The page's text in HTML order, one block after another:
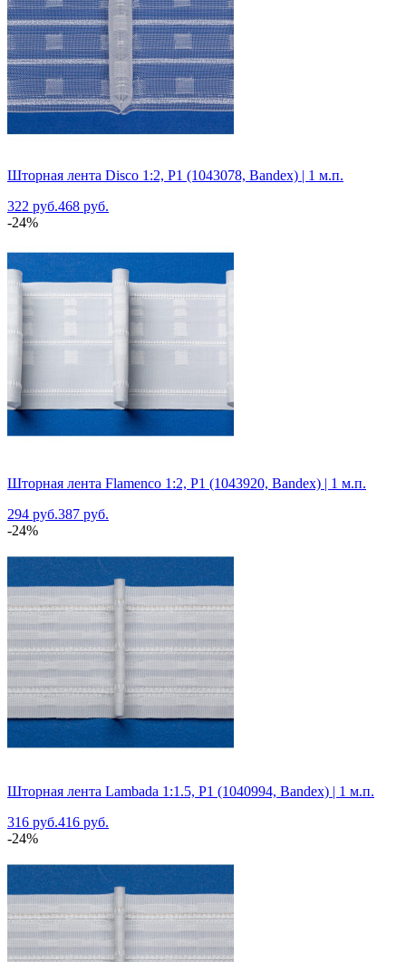
Шторная лента Disco 1:2, P1 (1043078, Bandex) | 1 м.п.
322 руб.468 руб.
-24%
Шторная лента Flamenco 1:2, P1 (1043920, Bandex) | 1 м.п.
294 руб.387 руб.
-24%
Шторная лента Lambada 1:1.5, P1 (1040994, Bandex) | 1 м.п.
316 руб.416 руб.
-24%